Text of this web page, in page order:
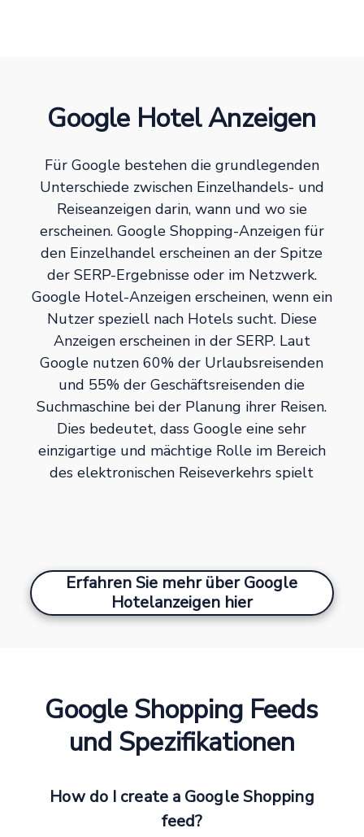
Google Hotel Anzeigen
Für Google bestehen die grundlegenden
Unterschiede zwischen Einzelhandels- und
Reiseanzeigen darin, wann und wo sie
erscheinen. Google Shopping-Anzeigen für
den Einzelhandel erscheinen an der Spitze
der SERP-Ergebnisse oder im Netzwerk.
Google Hotel-Anzeigen erscheinen, wenn ein
Nutzer speziell nach Hotels sucht. Diese
Anzeigen erscheinen in der SERP. Laut
Google nutzen 60% der Urlaubsreisenden
und 55% der Geschäftsreisenden die
Suchmaschine bei der Planung ihrer Reisen.
Dies bedeutet, dass Google eine sehr
einzigartige und mächtige Rolle im Bereich
des elektronischen Reiseverkehrs spielt
Erfahren Sie mehr über Google
Hotelanzeigen hier
Google Shopping Feeds
und Spezifikationen
How do I create a Google Shopping
feed?